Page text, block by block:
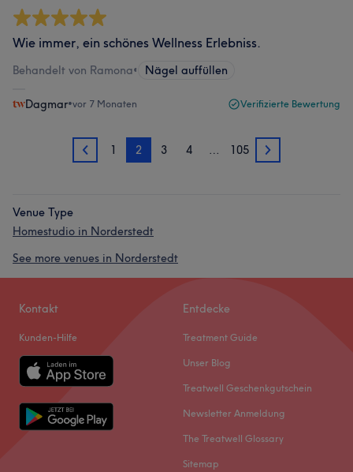
Wie immer, ein schönes Wellness Erlebniss.
Behandelt von Ramona• Nägel auffüllen
Dagmar•vor 7 Monaten Verifizierte Bewertung
1 1 2 3 4 … 105 3
Venue Type
Homestudio in Norderstedt
See more venues in Norderstedt
Kontakt
Kunden-Hilfe
Entdecke
Treatment Guide
Unser Blog
Treatwell Geschenkgutschein
Newsletter Anmeldung
The Treatwell Glossary
Sitemap